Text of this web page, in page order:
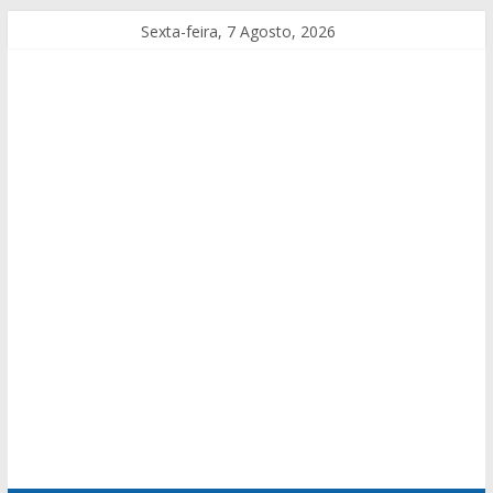
Sexta-feira, 7 Agosto, 2026